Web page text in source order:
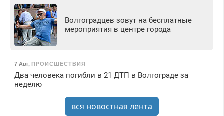
Волгоградцев зовут на бесплатные
мероприятия в центре города
7 Авг, ПРОИСШЕСТВИЯ
Два человека погибли в 21 ДТП в Волгограде за
неделю
вся новостная лента